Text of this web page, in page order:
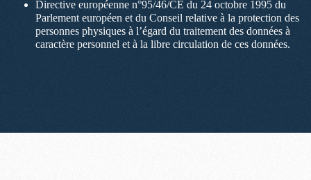
Directive européenne n°95/46/CE du 24 octobre 1995 du
Parlement européen et du Conseil relative à la protection des
personnes physiques à l’égard du traitement des données à
caractère personnel et à la libre circulation de ces données.